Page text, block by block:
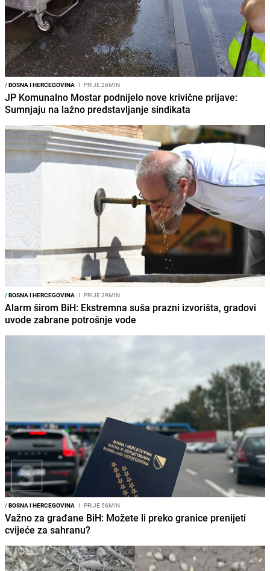
/BOSNA I HERCEGOVINA I PRIJE 26MIN
JP Komunalno Mostar podnijelo nove krivične prijave:
Sumnjaju na lažno predstavljanje sindikata
/BOSNA I HERCEGOVINA I PRIJE 39MIN
Alarm širom BiH: Ekstremna suša prazni izvorišta, gradovi
uvode zabrane potrošnje vode
/BOSNA I HERCEGOVINA I PRIJE 56MIN
Važno za građane BiH: Možete li preko granice prenijeti
cvijeće za sahranu?